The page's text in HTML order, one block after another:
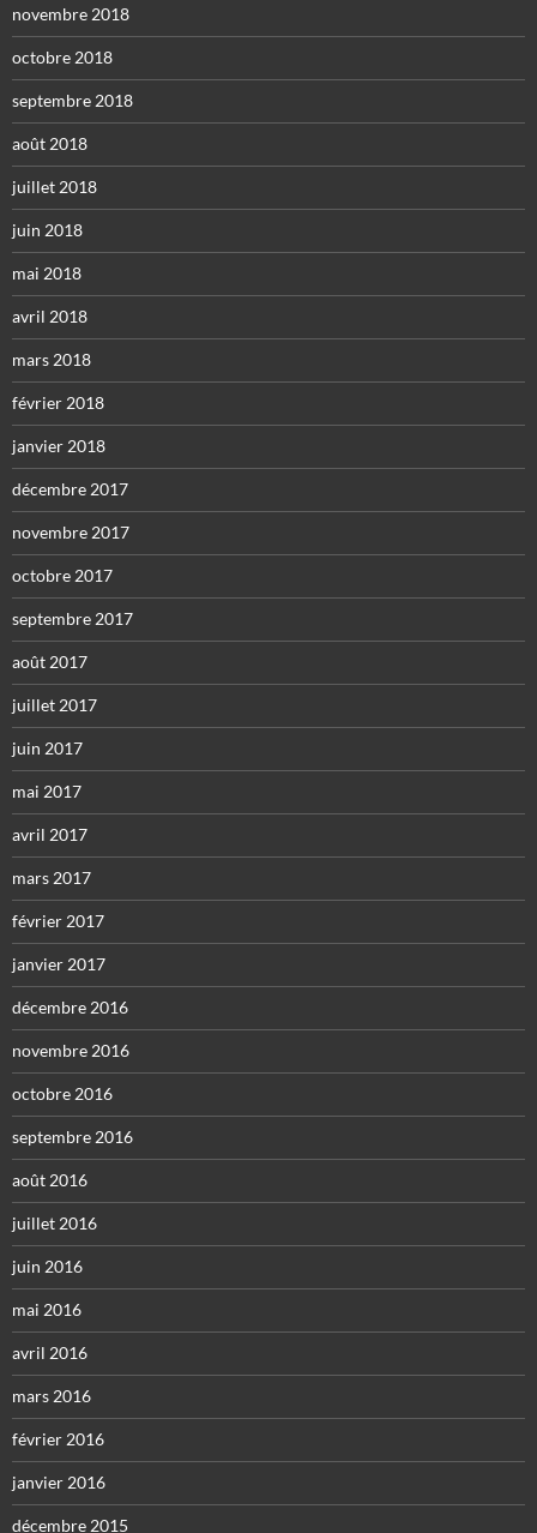
novembre 2018
octobre 2018
septembre 2018
août 2018
juillet 2018
juin 2018
mai 2018
avril 2018
mars 2018
février 2018
janvier 2018
décembre 2017
novembre 2017
octobre 2017
septembre 2017
août 2017
juillet 2017
juin 2017
mai 2017
avril 2017
mars 2017
février 2017
janvier 2017
décembre 2016
novembre 2016
octobre 2016
septembre 2016
août 2016
juillet 2016
juin 2016
mai 2016
avril 2016
mars 2016
février 2016
janvier 2016
décembre 2015